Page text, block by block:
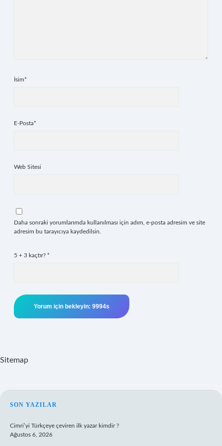
İsim*
E-Posta*
Web Sitesi
Daha sonraki yorumlarımda kullanılması için adım, e-posta adresim ve site
adresim bu tarayıcıya kaydedilsin.
5 + 3 kaçtır? *
Sitemap
SIDEBAR
SON YAZILAR
Cimri’yi Türkçeye çeviren ilk yazar kimdir ?
Ağustos 6, 2026